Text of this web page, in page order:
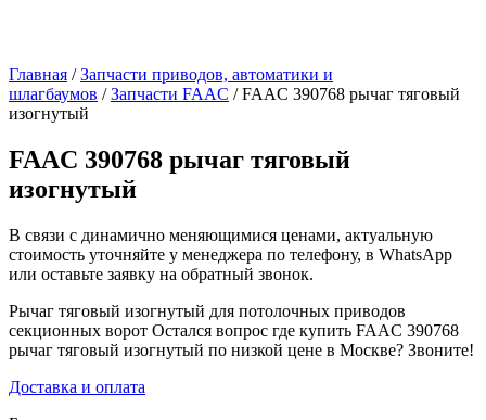
Главная /Запчасти приводов, автоматики и
шлагбаумов /Запчасти FAAC / FAAC 390768 рычаг тяговый
изогнутый
FAAC 390768 рычаг тяговый
изогнутый
В связи с динамично меняющимися ценами, актуальную
стоимость уточняйте у менеджера по телефону, в WhatsApp
или оставьте заявку на обратный звонок.
Рычаг тяговый изогнутый для потолочных приводов
секционных ворот Остался вопрос где купить FAAC 390768
рычаг тяговый изогнутый по низкой цене в Москве? Звоните!
Доставка и оплата